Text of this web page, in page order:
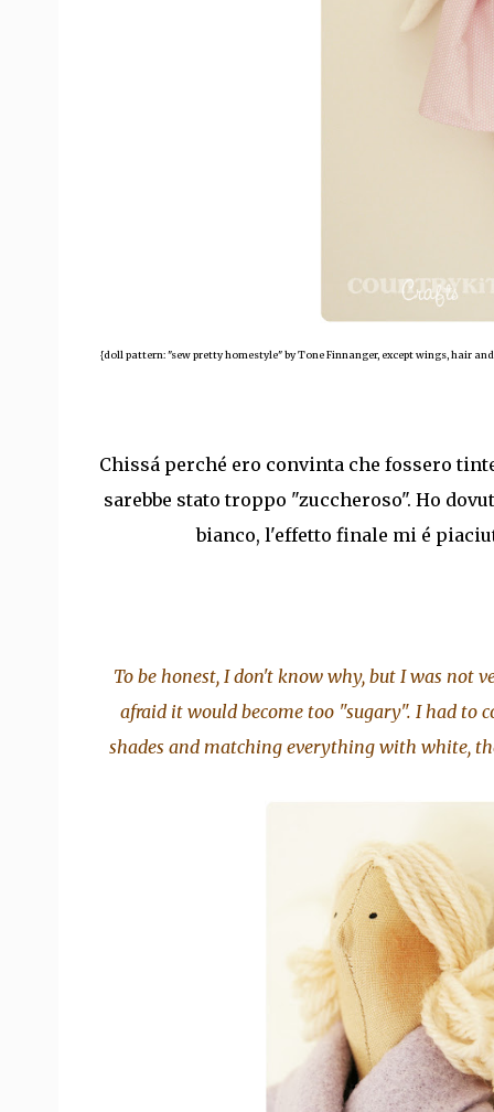
{doll pattern: "sew pretty homestyle" by Tone Finnanger, except wings, hair
Chissá perché ero convinta che fossero
sarebbe stato troppo "zuccheroso". Ho
bianco, l'effetto finale mi é
To be honest, I don't know why, but I was not
afraid it would become too "sugary". I had to
shades and matching everything with white,